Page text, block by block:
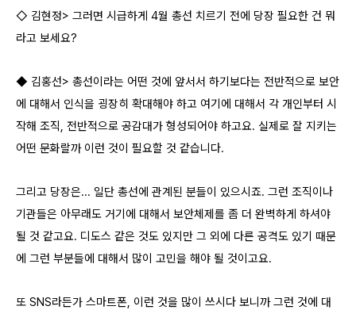
◇ 김현정> 그러면 시급하게 4월 총선 치르기 전에 당장 필요한 건 뭐
라고 보세요?
◆ 김홍선> 총선이라는 어떤 것에 앞서서 하기보다는 전반적으로 보안
에 대해서 인식을 굉장히 확대해야 하고 여기에 대해서 각 개인부터 시
작해 조직, 전반적으로 공감대가 형성되어야 하고요. 실제로 잘 지키는
어떤 문화랄까 이런 것이 필요할 것 같습니다.
그리고 당장은... 일단 총선에 관계된 분들이 있으시죠. 그런 조직이나
기관들은 아무래도 거기에 대해서 보안체제를 좀 더 완벽하게 하셔야
될 것 같고요. 디도스 같은 것도 있지만 그 외에 다른 공격도 있기 때문
에 그런 부분들에 대해서 많이 고민을 해야 될 것이고요.
또 SNS라든가 스마트폰, 이런 것을 많이 쓰시다 보니까 그런 것에 대